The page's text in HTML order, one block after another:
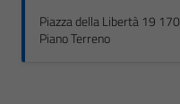
Piazza della Libertà 19
Piano Terreno